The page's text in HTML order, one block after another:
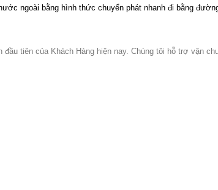
nước ngoài bằng hình thức chuyển phát nhanh đi bằng
đầu tiên của Khách Hàng hiện nay. Chúng tôi hỗ trợ vận